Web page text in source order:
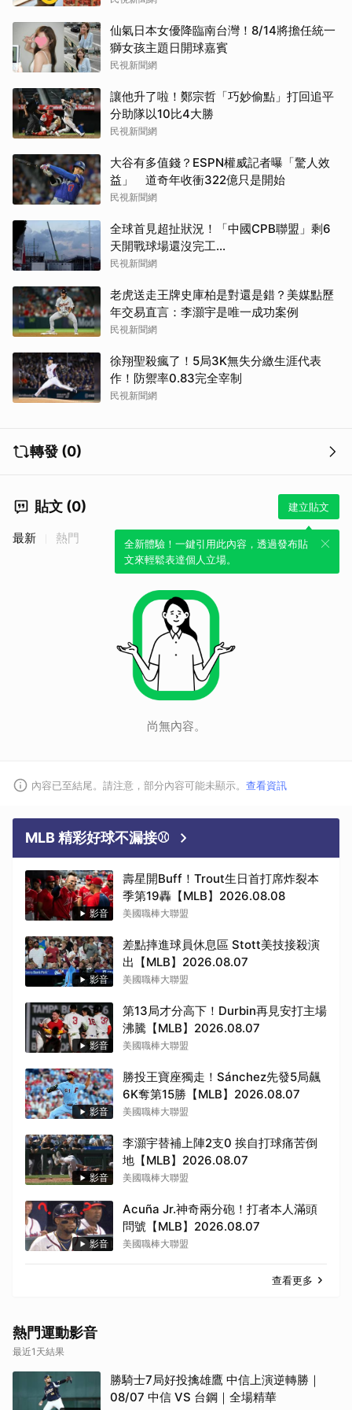
仙氣日本女優降臨南台灣！8/14將擔任統一
獅女孩主題日開球嘉賓
民視新聞網
讓他升了啦！鄭宗哲「巧妙偷點」打回追平
分助隊以10比4大勝
民視新聞網
大谷有多值錢？ESPN權威記者曝「驚人效
益」 道奇年收衝322億只是開始
民視新聞網
全球首見超扯狀況！「中國CPB聯盟」剩6
天開戰球場還沒完工...
民視新聞網
老虎送走王牌史庫柏是對還是錯？美媒點歷
年交易直言：李灝宇是唯一成功案例
民視新聞網
徐翔聖殺瘋了！5局3K無失分繳生涯代表
作！防禦率0.83完全宰制
民視新聞網
轉發 (0)
貼文 (0) 建立貼文
全新體驗！一鍵引用此內容，透過發布貼
文來輕鬆表達個人立場。
最新 熱門
尚無內容。
內容已至結尾。請注意，部分內容可能未顯示。 查看資訊
MLB 精彩好球不漏接⚾
影音
壽星開Buff！Trout生日首打席炸裂本
季第19轟【MLB】2026.08.08
美國職棒大聯盟
影音
差點摔進球員休息區 Stott美技接殺演
出【MLB】2026.08.07
美國職棒大聯盟
影音
第13局才分高下！Durbin再見安打主場
沸騰【MLB】2026.08.07
美國職棒大聯盟
影音
勝投王寶座獨走！Sánchez先發5局飆
6K奪第15勝【MLB】2026.08.07
美國職棒大聯盟
影音
李灝宇替補上陣2支0 挨自打球痛苦倒
地【MLB】2026.08.07
美國職棒大聯盟
影音
Acuña Jr.神奇兩分砲！打者本人滿頭
問號【MLB】2026.08.07
美國職棒大聯盟
查看更多
熱門運動影音
最近1天結果
勝騎士7局好投擒雄鷹 中信上演逆轉勝｜
08/07 中信 VS 台鋼｜全場精華
取消